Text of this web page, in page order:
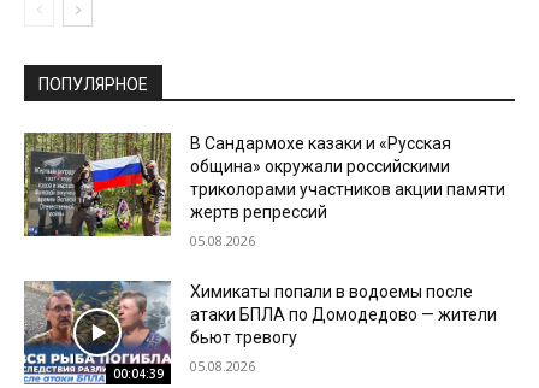
ПОПУЛЯРНОЕ
В Сандармохе казаки и «Русская
община» окружали российскими
триколорами участников акции памяти
жертв репрессий
05.08.2026
00:04:39
Химикаты попали в водоемы после
атаки БПЛА по Домодедово — жители
бьют тревогу
05.08.2026